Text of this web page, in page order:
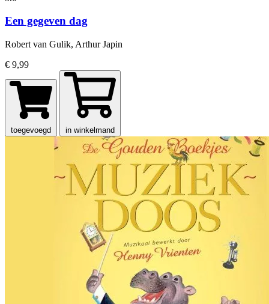
Een gegeven dag
Robert van Gulik, Arthur Japin
€ 9,99
toegevoegd in winkelmand